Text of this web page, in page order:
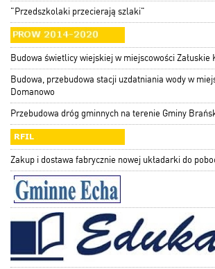
"Przedszkolaki przecierają szlaki"
Budowa świetlicy wiejskiej w miejscowości Załuskie
Budowa, przebudowa stacji uzdatniania wody w
Domanowo
Przebudowa dróg gminnych na terenie Gminy
Zakup i dostawa fabrycznie nowej układarki do